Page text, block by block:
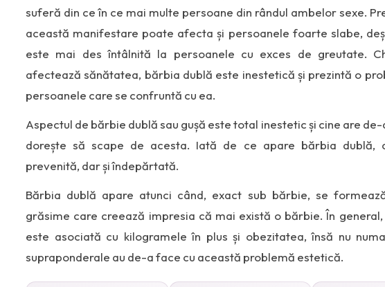
suferă din ce în ce mai multe persoane din rândul ambelor sexe.
această manifestare poate afecta și persoanele foarte slabe,
este mai des întâlnită la persoanele cu exces de greutate.
afectează sănătatea, bărbia dublă este inestetică și prezintă o
persoanele care se confruntă cu ea.
Aspectul de bărbie dublă sau gușă este total inestetic și cine are de-
dorește să scape de acesta. Iată de ce apare bărbia dublă,
prevenită, dar și îndepărtată.
Bărbia dublă apare atunci când, exact sub bărbie, se
grăsime care creează impresia că mai există o bărbie. În
este asociată cu kilogramele în plus și obezitatea, însă nu
supraponderale au de-a face cu această problemă estetică.